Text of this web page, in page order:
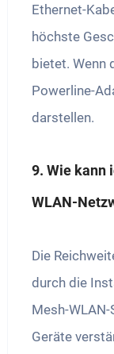
Ethernet-
höchste
bietet. Wenn
Powerline-
darstellen.
9. Wie kann
WLAN-
Die
durch die
Mesh-
Geräte